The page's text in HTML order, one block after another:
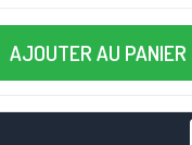
AJOUTER AU PANIER